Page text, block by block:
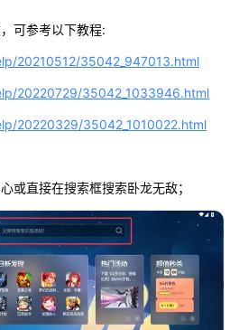
可参考以下教程:
20210512/35042_947013.html
20220729/35042_1033946.html
20220329/35042_1010022.html
或直接在搜索框搜索卧龙无敌；